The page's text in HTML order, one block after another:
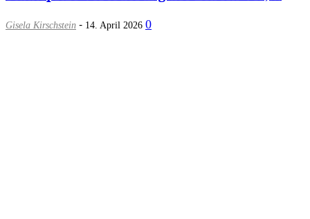
Gisela Kirschstein - 14. April 2026 0